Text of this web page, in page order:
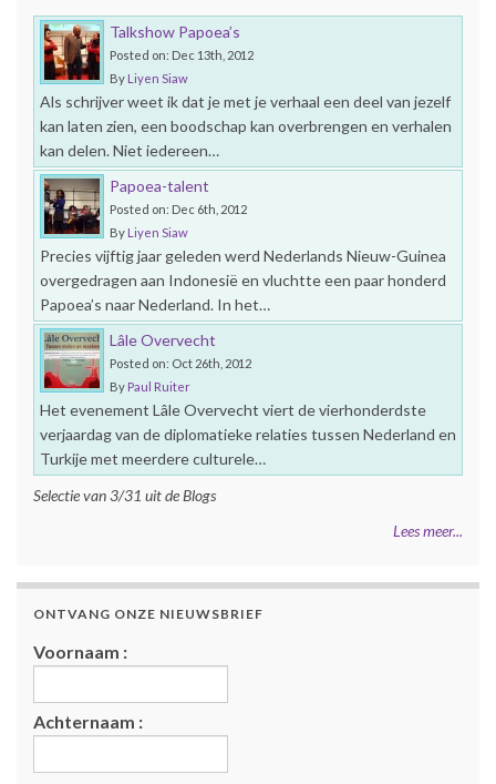
Talkshow Papoea’s
Posted on: Dec 13th, 2012
By Liyen Siaw
Als schrijver weet ik dat je met je verhaal een deel van jezelf
kan laten zien, een boodschap kan overbrengen en verhalen
kan delen. Niet iedereen…
Papoea-talent
Posted on: Dec 6th, 2012
By Liyen Siaw
Precies vijftig jaar geleden werd Nederlands Nieuw-Guinea
overgedragen aan Indonesië en vluchtte een paar honderd
Papoea’s naar Nederland. In het…
Lâle Overvecht
Posted on: Oct 26th, 2012
By Paul Ruiter
Het evenement Lâle Overvecht viert de vierhonderdste
verjaardag van de diplomatieke relaties tussen Nederland en
Turkije met meerdere culturele…
Selectie van 3/31 uit de Blogs
Lees meer...
ONTVANG ONZE NIEUWSBRIEF
Voornaam :
Achternaam :